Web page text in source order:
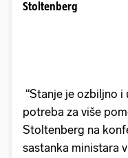
Stoltenberg
“Stanje je ozbiljno
potreba za više
Stoltenberg na
sastanka ministara